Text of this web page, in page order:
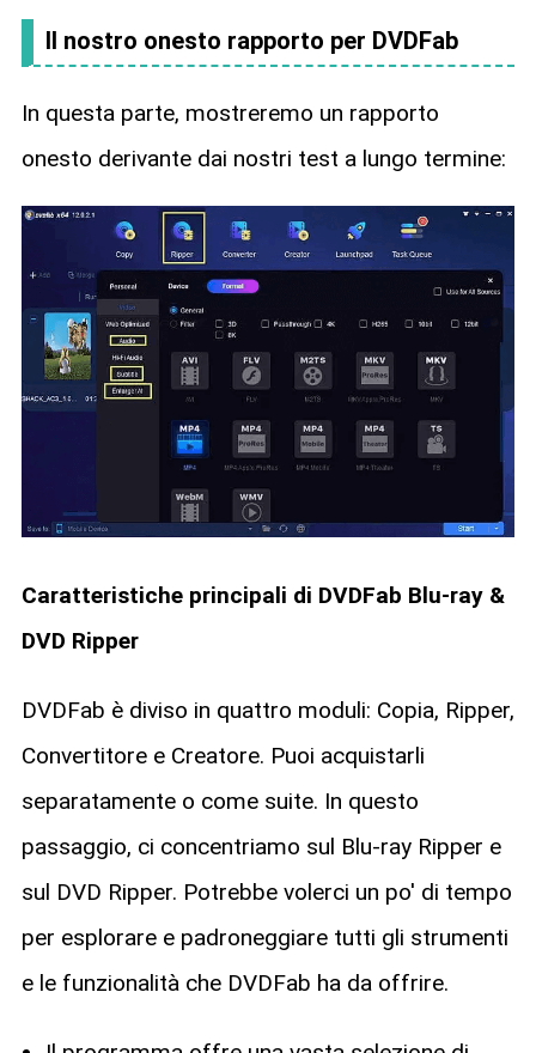
Il nostro onesto rapporto per DVDFab
In questa parte, mostreremo un rapporto
onesto derivante dai nostri test a lungo termine:
Caratteristiche principali di DVDFab Blu-ray &
DVD Ripper
DVDFab è diviso in quattro moduli: Copia, Ripper,
Convertitore e Creatore. Puoi acquistarli
separatamente o come suite. In questo
passaggio, ci concentriamo sul Blu-ray Ripper e
sul DVD Ripper. Potrebbe volerci un po' di tempo
per esplorare e padroneggiare tutti gli strumenti
e le funzionalità che DVDFab ha da offrire.